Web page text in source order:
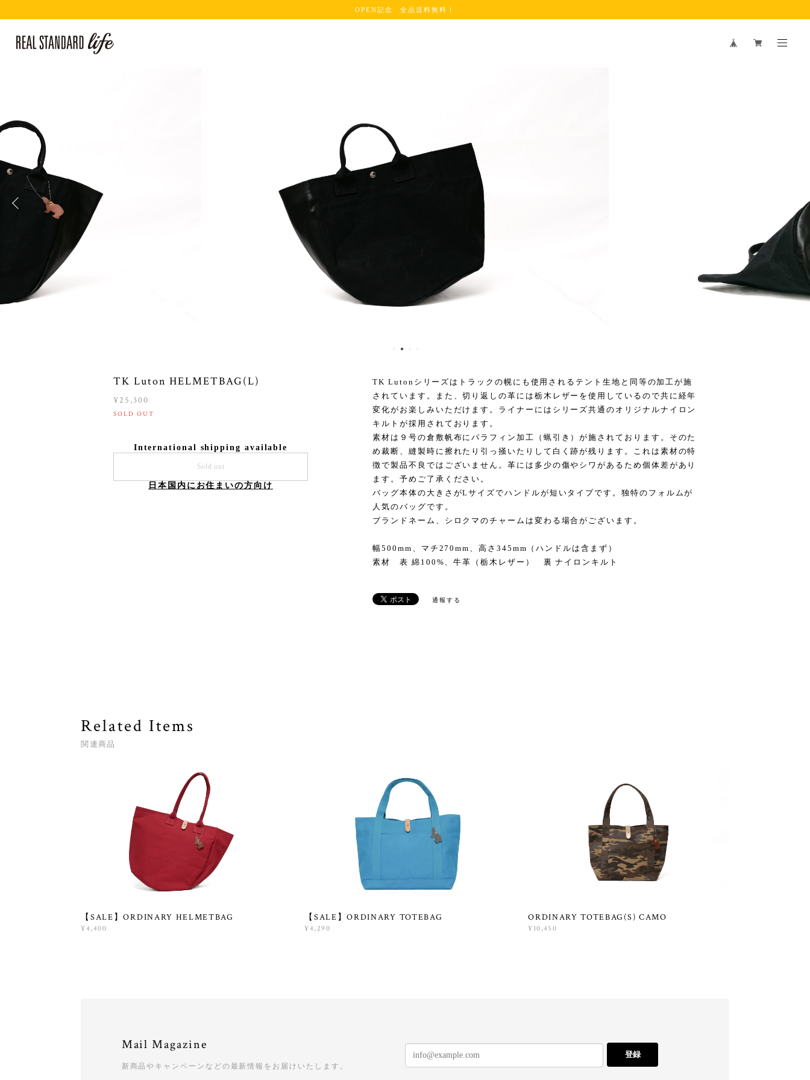
OPEN記念 全品送料無料！
TK Luton HELMETBAG(L)
¥25,300
SOLD OUT
International shipping available
Sold out
日本国内にお住まいの方向け
TK Lutonシリーズはトラックの幌にも使用されるテント生地と同等の加工が施
されています。また、切り返しの革には栃木レザーを使用しているので共に経年
変化がお楽しみいただけます。ライナーにはシリーズ共通のオリジナルナイロン
キルトが採用されております。
素材は９号の倉敷帆布にパラフィン加工（蝋引き）が施されております。そのた
め裁断、縫製時に擦れたり引っ掻いたりして白く跡が残ります。これは素材の特
徴で製品不良ではございません。革には多少の傷やシワがあるため個体差があり
ます。予めご了承ください。
バッグ本体の大きさがLサイズでハンドルが短いタイプです。独特のフォルムが
人気のバッグです。
ブランドネーム、シロクマのチャームは変わる場合がございます。
幅500mm、マチ270mm、高さ345mm（ハンドルは含まず）
素材 表 綿100%、牛革（栃木レザー） 裏 ナイロンキルト
通報する
Related Items
関連商品
【SALE】ORDINARY HELMETBAG
¥4,400
【SALE】ORDINARY TOTEBAG
¥4,290
ORDINARY TOTEBAG(S) CAMO
¥10,450
Mail Magazine
新商品やキャンペーンなどの最新情報をお届けいたします。
登録